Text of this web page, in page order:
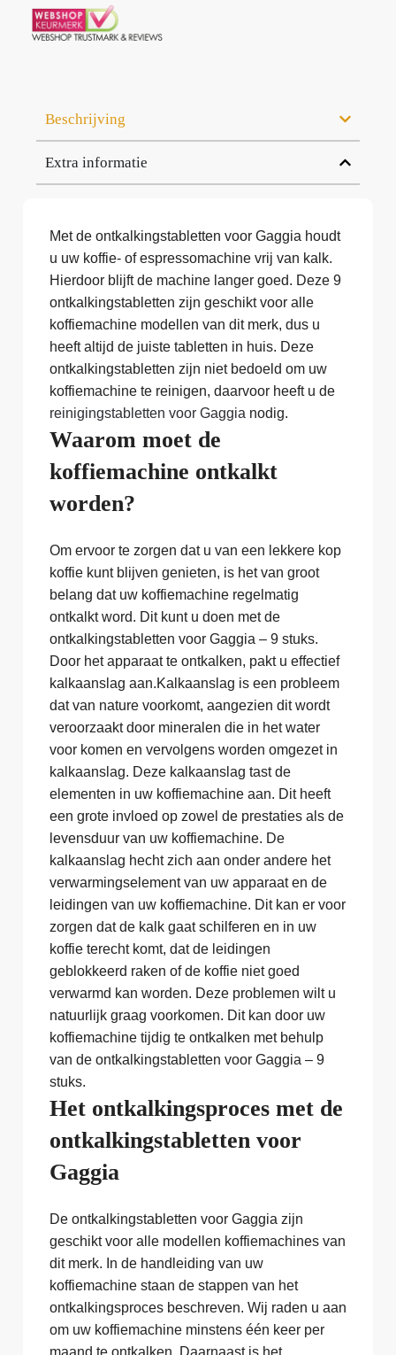
Beschrijving
Extra informatie
Met de ontkalkingstabletten voor Gaggia houdt
u uw koffie- of espressomachine vrij van kalk.
Hierdoor blijft de machine langer goed. Deze 9
ontkalkingstabletten zijn geschikt voor alle
koffiemachine modellen van dit merk, dus u
heeft altijd de juiste tabletten in huis. Deze
ontkalkingstabletten zijn niet bedoeld om uw
koffiemachine te reinigen, daarvoor heeft u de
reinigingstabletten voor Gaggia nodig.
Waarom moet de
koffiemachine ontkalkt
worden?
Om ervoor te zorgen dat u van een lekkere kop
koffie kunt blijven genieten, is het van groot
belang dat uw koffiemachine regelmatig
ontkalkt word. Dit kunt u doen met de
ontkalkingstabletten voor Gaggia – 9 stuks.
Door het apparaat te ontkalken, pakt u effectief
kalkaanslag aan.Kalkaanslag is een probleem
dat van nature voorkomt, aangezien dit wordt
veroorzaakt door mineralen die in het water
voor komen en vervolgens worden omgezet in
kalkaanslag. Deze kalkaanslag tast de
elementen in uw koffiemachine aan. Dit heeft
een grote invloed op zowel de prestaties als de
levensduur van uw koffiemachine. De
kalkaanslag hecht zich aan onder andere het
verwarmingselement van uw apparaat en de
leidingen van uw koffiemachine. Dit kan er voor
zorgen dat de kalk gaat schilferen en in uw
koffie terecht komt, dat de leidingen
geblokkeerd raken of de koffie niet goed
verwarmd kan worden. Deze problemen wilt u
natuurlijk graag voorkomen. Dit kan door uw
koffiemachine tijdig te ontkalken met behulp
van de ontkalkingstabletten voor Gaggia – 9
stuks.
Het ontkalkingsproces met de
ontkalkingstabletten voor
Gaggia
De ontkalkingstabletten voor Gaggia zijn
geschikt voor alle modellen koffiemachines van
dit merk. In de handleiding van uw
koffiemachine staan de stappen van het
ontkalkingsproces beschreven. Wij raden u aan
om uw koffiemachine minstens één keer per